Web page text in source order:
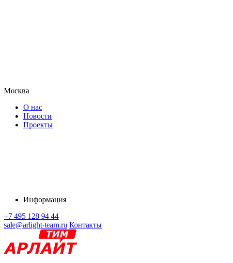
Москва
О нас
Новости
Проекты
Информация
+7 495 128 94 44
sale@arlight-team.ru Контакты